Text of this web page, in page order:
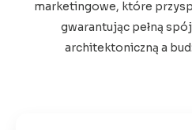
marketingowe, które
gwarantując pełną
architektoniczną a